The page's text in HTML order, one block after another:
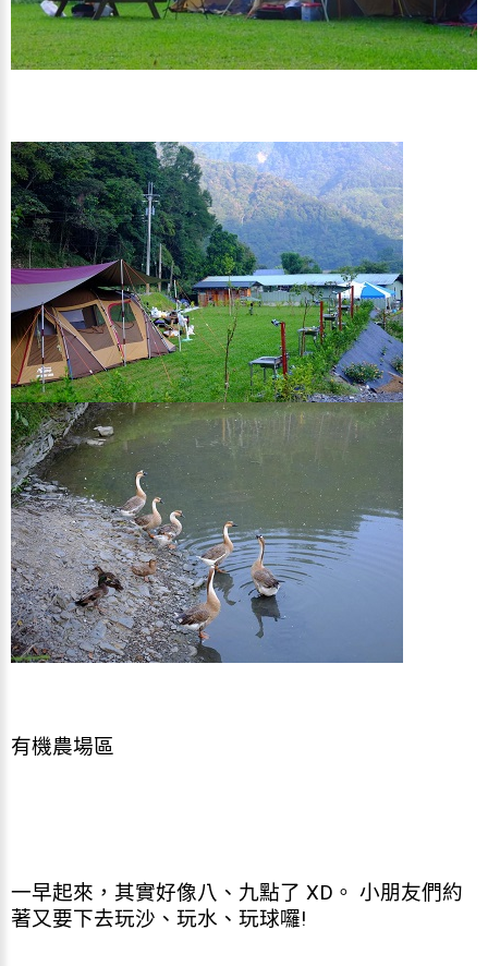
有機農場區
一早起來，其實好像八、九點了 XD。 小朋友們約
著又要下去玩沙、玩水、玩球囉!